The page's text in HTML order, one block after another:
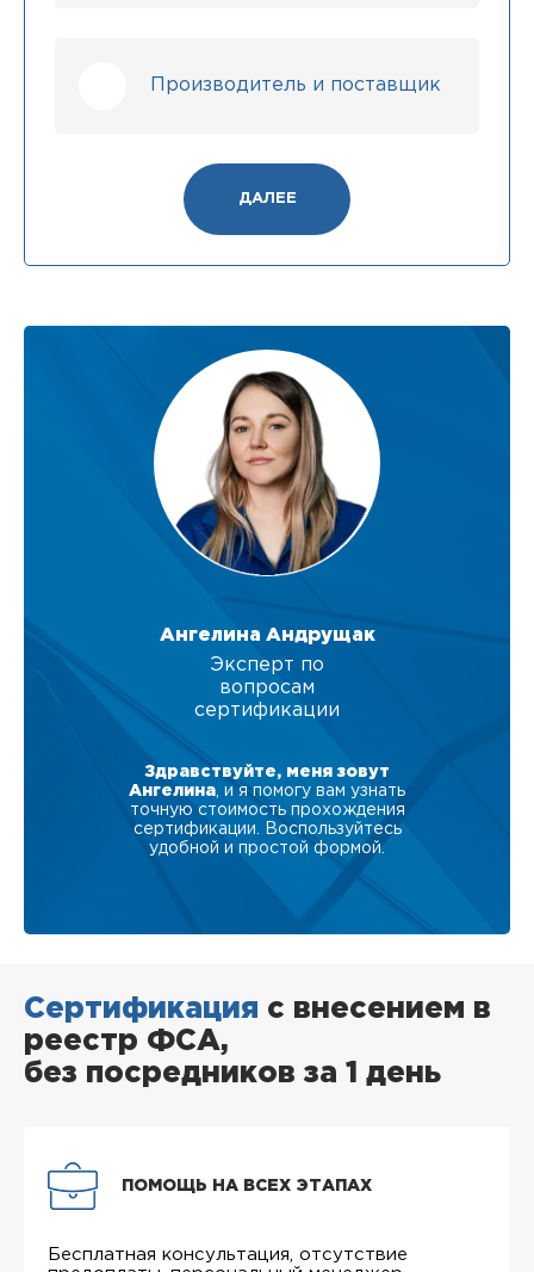
Производитель и поставщик
ДАЛЕЕ
Ангелина Андрущак
Эксперт по
вопросам
сертификации
Здравствуйте, меня зовут
Ангелина , и я помогу вам узнать
точную стоимость прохождения
сертификации. Воспользуйтесь
удобной и простой формой.
Сертификация с внесением в
реестр ФСА,
без посредников за 1 день
ПОМОЩЬ НА ВСЕХ ЭТАПАХ
Бесплатная консультация, отсутствие